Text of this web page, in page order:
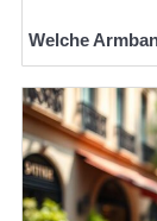
Welche